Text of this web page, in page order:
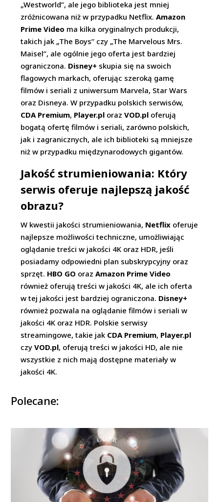
„Westworld”, ale jego biblioteka jest mniej
zróżnicowana niż w przypadku Netflix.Amazon
Prime Video ma kilka oryginalnych produkcji,
takich jak „The Boys” czy „The Marvelous Mrs.
Maisel”, ale ogólnie jego oferta jest bardziej
ograniczona. Disney+ skupia się na swoich
flagowych markach, oferując szeroką gamę
filmów i seriali z uniwersum Marvela, Star Wars
oraz Disneya. W przypadku polskich serwisów,
CDA Premium, Player.pl orazVOD.pl oferują
bogatą ofertę filmów i seriali, zarówno polskich,
jak i zagranicznych, ale ich biblioteki są mniejsze
niż w przypadku międzynarodowych gigantów.
Jakość strumieniowania: Który
serwis oferuje najlepszą jakość
obrazu?
W kwestii jakości strumieniowania, Netflix oferuje
najlepsze możliwości techniczne, umożliwiając
oglądanie treści w jakości 4K oraz HDR, jeśli
posiadamy odpowiedni plan subskrypcyjny oraz
sprzęt. HBO GO orazAmazon Prime Video
również oferują treści w jakości 4K, ale ich oferta
w tej jakości jest bardziej ograniczona. Disney+
również pozwala na oglądanie filmów i seriali w
jakości 4K oraz HDR. Polskie serwisy
streamingowe, takie jak CDA Premium, Player.pl
czyVOD.pl, oferują treści w jakości HD, ale nie
wszystkie z nich mają dostępne materiały w
jakości 4K.
Polecane: